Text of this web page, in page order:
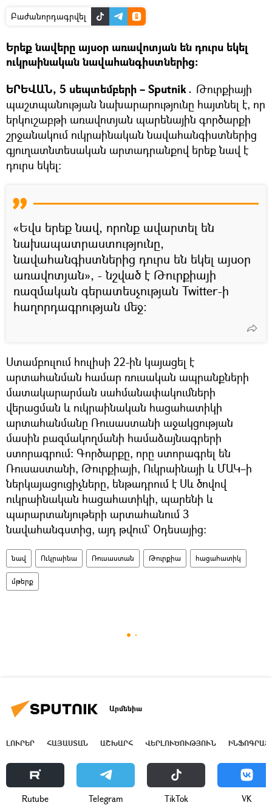
Բաժանորդագրվել
Երեք նավերը այսօր առավոտյան են դուրս եկել
ուկրաինական նավահանգիստներից։
ԵՐԵՎԱՆ, 5 սեպտեմբերի – Sputnik․ Թուրքիայի
պաշտպանության նախարարությունը հայտնել է, որ
երկուշաբթի առավոտյան պարենային գործարքի
շրջանակում ուկրաինական նավահանգիստներից
գյուղատնտեսական արտադրանքով երեք նավ է
դուրս եկել։
«Եվս երեք նավ, որոնք ավարտել են
նախապատրաստությունը,
նավահանգիստներից դուրս են եկել այսօր
առավոտյան», - նշված է Թուրքիայի
ռազմական գերատեսչության Twitter-ի
հաղորդագրության մեջ:
Ստամբուլում հուլիսի 22-ին կայացել է
արտահանման համար ռուսական ապրանքների
մատակարարման սահմանափակումների
վերացման և ուկրաինական հացահատիկի
արտահանմանը Ռուսաստանի աջակցության
մասին բազմակողմանի համաձայնագրերի
ստորագրում։ Գործարքը, որը ստորագրել են
Ռուսաստանի, Թուրքիայի, Ուկրաինայի և ՄԱԿ–ի
ներկայացուցիչները, ենթադրում է Սև ծովով
ուկրաինական հացահատիկի, պարենի և
պարարտանյութերի արտահանում 3
նավահանգստից, այդ թվում` Օդեսայից։
նավ Ուկրաինա Ռուսաստան Թուրքիա հացահատիկ
մթերք
Արմենիա
ԼՈՒՐԵՐ ՀԱՅԱՍՏԱՆ ԱՇԽԱՐՀ ՎԵՐԼՈՒԾՈՒԹՅՈՒՆ
Rutube Telegram ТikТоk VK